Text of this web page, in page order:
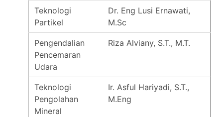
Teknologi
Partikel
Dr. Eng Lusi Ernawati,
M.Sc
Pengendalian
Pencemaran
Udara
Riza Alviany, S.T., M.T.
Teknologi
Pengolahan
Mineral
Ir. Asful Hariyadi, S.T.,
M.Eng